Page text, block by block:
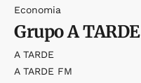
Economia
GrupoA TARDE
A TARDE
A TARDE FM